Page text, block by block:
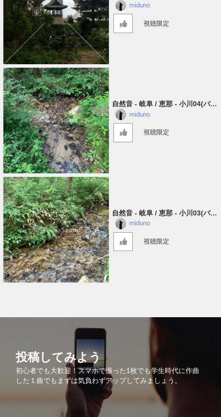
ノーラル)
miduno
視聴限定
自然音 - 岐阜 / 恵那 - 小川04​(​バイ
ノーラル)
miduno
視聴限定
自然音 - 岐阜 / 恵那 - 小川03​(​バイ
ノーラル)
miduno
視聴限定
投稿してみよう
初心者でも大歓迎！スマホで撮った1枚でも学生時代に作曲
した１曲でもまずは気負わずアップしてみましょう。